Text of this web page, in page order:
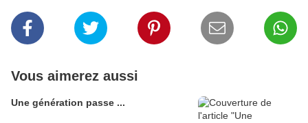
Vous aimerez aussi
Une génération passe ...